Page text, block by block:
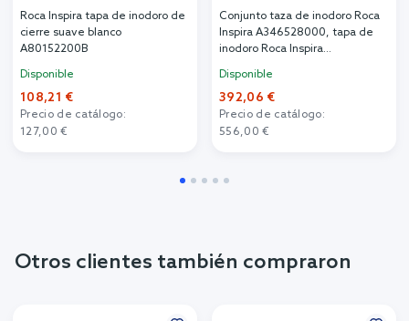
Roca Inspira tapa de inodoro de
cierre suave blanco
A80152200B
Disponible
108,21 €
Precio de catálogo:
127,00 €
Conjunto taza de inodoro Roca
Inspira A346528000, tapa de
inodoro Roca Inspira
Disponible
392,06 €
Precio de catálogo:
556,00 €
Otros clientes también compraron